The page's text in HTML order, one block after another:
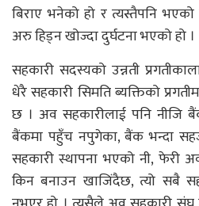
बिराए भनेको हो र त्यस्तैपनि
अरु हिड्न खोज्दा दुर्घटना भएको हो ।
सहकारी सदस्यको उन्नती
धेरै सहकारी सिमति ब्यक्तिको
छ । अव सहकारीलाई पनि नीजि
बैंकमा पहुँच नपुगेका, बैंक भन्दा
सहकारी स्थापना भएको नी, फेरी
किन बनाउन खाजिंदैछ, त्यो सबै